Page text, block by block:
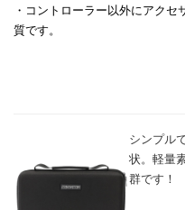
・コントローラー以外にアク
質です。
シンプル
状。軽量
群です！